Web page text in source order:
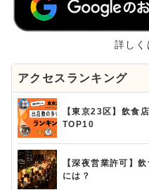
詳し
アクセスランキング
【東京23区】飲食
TOP10
【深夜営業許可】
には？